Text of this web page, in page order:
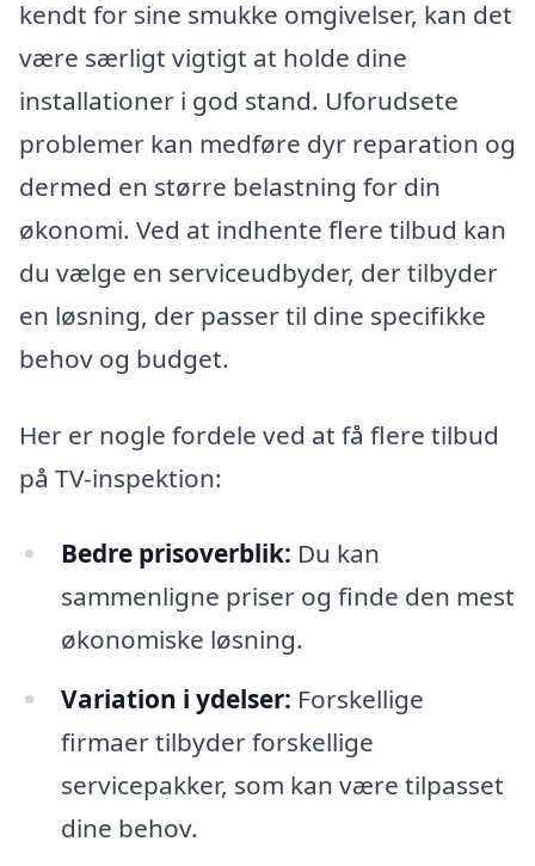
kendt for sine smukke omgivelser, kan det
være særligt vigtigt at holde dine
installationer i god stand. Uforudsete
problemer kan medføre dyr reparation og
dermed en større belastning for din
økonomi. Ved at indhente flere tilbud kan
du vælge en serviceudbyder, der tilbyder
en løsning, der passer til dine specifikke
behov og budget.
Her er nogle fordele ved at få flere tilbud
på TV-inspektion:
Bedre prisoverblik: Du kan
sammenligne priser og finde den mest
økonomiske løsning.
Variation i ydelser: Forskellige
firmaer tilbyder forskellige
servicepakker, som kan være tilpasset
dine behov.